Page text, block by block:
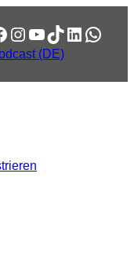
Instagram
YouTube
TikTok
LinkedIn
(DE)